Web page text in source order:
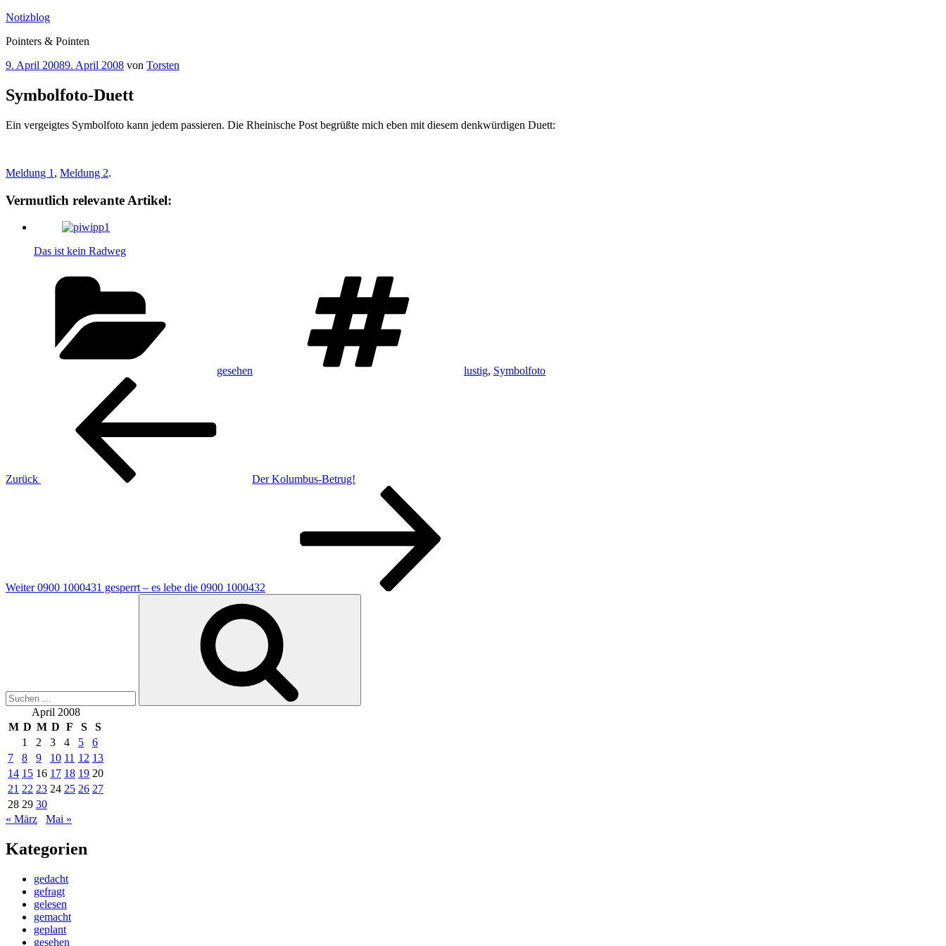
Zum
springen
Notizblog
Pointers & Pointen
Veröffentlicht
9. April 20089. April 2008 von Torsten
Symbolfoto-Duett
Ein vergeigtes Symbolfoto kann jedem passieren. Die Rheinische Post begrüßte mich eben mit diesem denkwürdigen Duett:
Meldung 1 , Meldung 2.
Vermutlich relevante Artikel:
Das ist kein Radweg
gesehen lustig, Symbolfoto
Beitragsnavigation
Zurück
Der Kolumbus-Betrug!
Weiter 0900 1000431 gesperrt – es lebe die 0900 1000432
April 2008
M D M D F S
S
1
2 3 4 5
6
7
8 9 10 11 12 13
14 15 16 17 18 19 20
21 22 23 24 25 26 27
28 29 30
« März
Mai »
Kategorien
gedacht
gefragt
gelesen
gemacht
geplant
gesehen